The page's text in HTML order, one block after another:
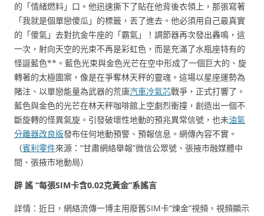
的「情緒燃料」口。他迅速撕下了貼在他背後衣領上，那張寫著
「我就是個單戀傻瓜」的標籤，丟了進去。他必須用自己最真實
的「傻氣」去對抗金牛座的「霸氣」！調節器再次發出轟鳴，這
一次，射向天空的光束不再是彩虹色，而是充滿了水瓶座特有的
怪誕藍色**。藍色光束與金色光芒在空中形成了一個巨大的、旋
轉著的太極圖案，像是在爭奪林天秤的靈魂。這場以星座運勢為
賭注、以單戀能量為武器的荒唐汽車冷氣芯戰爭，正式打響了。
藍色與金色的光芒在林天秤咖啡館上空劇烈衝撞，創造出一個不
斷旋轉的怪異氣旋。引發破壞性地動的預兆異常信號，也未油氣
分離器改良版發布任何地動預警、預報信息。網傳內容不實。
（賓利零件來源：“甘肅網絡舉報”微信公眾號、張掖市融媒體中
間、張掖市地動局）
辟 謠 “每張SIM卡含0.02克黃金”系謠言
詳情：近日，網絡流傳一博主用廢舊SIM卡“煉金”視頻，視頻顯示